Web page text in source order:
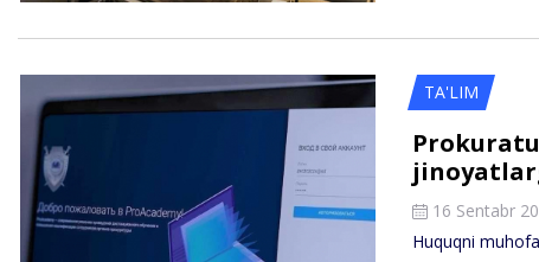
TA'LIM
16 Sentabr
Huquqni